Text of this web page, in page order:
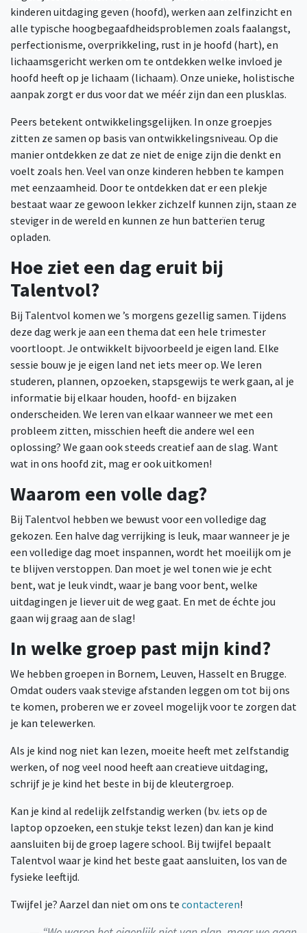
kinderen uitdaging geven (hoofd), werken aan zelfinzicht en
alle typische hoogbegaafdheidsproblemen zoals faalangst,
perfectionisme, overprikkeling, rust in je hoofd (hart), en
lichaamsgericht werken om te ontdekken welke invloed je
hoofd heeft op je lichaam (lichaam). Onze unieke, holistische
aanpak zorgt er dus voor dat we méér zijn dan een plusklas.
Peers betekent ontwikkelingsgelijken. In onze groepjes
zitten ze samen op basis van ontwikkelingsniveau. Op die
manier ontdekken ze dat ze niet de enige zijn die denkt en
voelt zoals hen. Veel van onze kinderen hebben te kampen
met eenzaamheid. Door te ontdekken dat er een plekje
bestaat waar ze gewoon lekker zichzelf kunnen zijn, staan ze
steviger in de wereld en kunnen ze hun batterïen terug
opladen.
Hoe ziet een dag eruit bij
Talentvol?
Bij Talentvol komen we ’s morgens gezellig samen. Tijdens
deze dag werk je aan een thema dat een hele trimester
voortloopt. Je ontwikkelt bijvoorbeeld je eigen land. Elke
sessie bouw je je eigen land net iets meer op. We leren
studeren, plannen, opzoeken, stapsgewijs te werk gaan, al je
informatie bij elkaar houden, hoofd- en bijzaken
onderscheiden. We leren van elkaar wanneer we met een
probleem zitten, misschien heeft die andere wel een
oplossing? We gaan ook steeds creatief aan de slag. Want
wat in ons hoofd zit, mag er ook uitkomen!
Waarom een volle dag?
Bij Talentvol hebben we bewust voor een volledige dag
gekozen. Een halve dag verrijking is leuk, maar wanneer je je
een volledige dag moet inspannen, wordt het moeilijk om je
te blijven verstoppen. Dan moet je wel tonen wie je echt
bent, wat je leuk vindt, waar je bang voor bent, welke
uitdagingen je liever uit de weg gaat. En met de échte jou
gaan wij graag aan de slag!
In welke groep past mijn kind?
We hebben groepen in Bornem, Leuven, Hasselt en Brugge.
Omdat ouders vaak stevige afstanden leggen om tot bij ons
te komen, proberen we er zoveel mogelijk voor te zorgen dat
je kan telewerken.
Als je kind nog niet kan lezen, moeite heeft met zelfstandig
werken, of nog veel nood heeft aan creatieve uitdaging,
schrijf je je kind het beste in bij de kleutergroep.
Kan je kind al redelijk zelfstandig werken (bv. iets op de
laptop opzoeken, een stukje tekst lezen) dan kan je kind
aansluiten bij de groep lagere school. Bij twijfel bepaalt
Talentvol waar je kind het beste gaat aansluiten, los van de
fysieke leeftijd.
Twijfel je? Aarzel dan niet om ons te contacteren!